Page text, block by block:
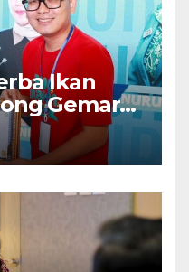
Ikan
Gemar